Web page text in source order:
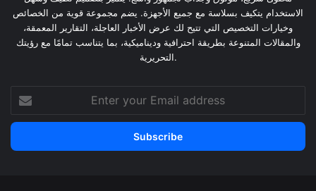
الاستخدام يتكيف بسلاسة مع جميع الأجهزة. يضم مجموعة قوية من الخصائص
وخيارات التخصيص التي تتيح لك عرض الأخبار العاجلة، التقارير المعمقة،
والمقالات المتنوعة بطريقة احترافية وديناميكية، بما يتناسب تمامًا مع رؤيتك
التحريرية.
your
Email